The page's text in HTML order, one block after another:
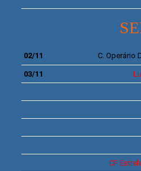
02/11 C. Operário
03/11
CF